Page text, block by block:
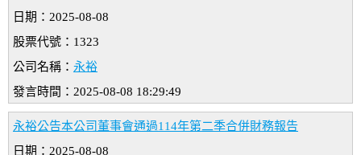
日期：2025-08-08
股票代號：1323
公司名稱： 永裕
發言時間：2025-08-08 18:29:49
永裕公告本公司董事會通過114年第二季合併財務報告
日期：2025-08-08